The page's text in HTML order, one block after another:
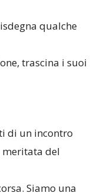
qualche
trascina i suoi
di un incontro
del
Siamo una